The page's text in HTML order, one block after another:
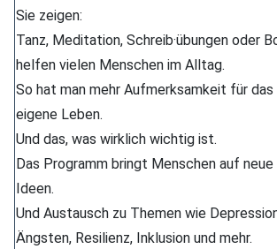
Sie zeigen:
Tanz, Meditation, Schreib·übungen oder
helfen vielen Menschen im Alltag.
So hat man mehr Aufmerksamkeit für das
eigene Leben.
Und das, was wirklich wichtig ist.
Das Programm bringt Menschen auf neue
Ideen.
Und Austausch zu Themen wie
Ängsten, Resilienz, Inklusion und mehr.